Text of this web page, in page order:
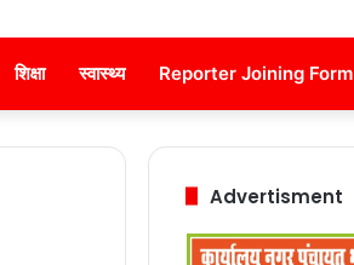
शिक्षा स्वास्थ्य Reporter Joining Form
Advertisment